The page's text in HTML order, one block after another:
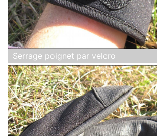
Serrage poignet par velcro